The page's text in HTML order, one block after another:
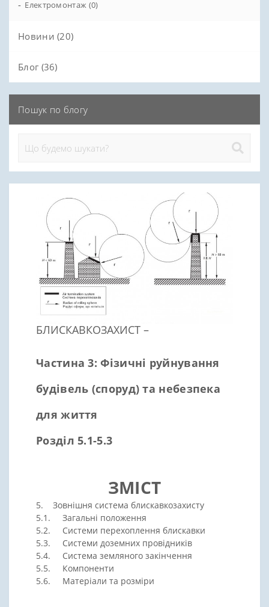
- Електромонтаж (0)
Новини (20)
Блог (36)
Пошук по блогу
БЛИСКАВКОЗАХИСТ –
Частина 3: Фізичні руйнування
будівель (споруд) та небезпека
для життя
Розділ 5.1-5.3
ЗМІСТ
5. Зовнішня система блискавкозахисту
5.1. Загальні положення
5.2. Системи перехоплення блискавки
5.3. Системи доземних провідників
5.4. Система земляного закінчення
5.5. Компоненти
5.6. Матеріали та розміри